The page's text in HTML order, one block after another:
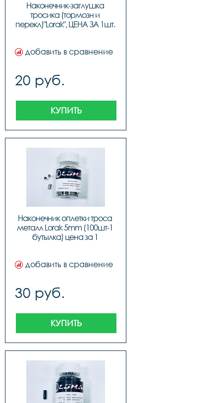
Наконечник-заглушка
тросика (тормозн и
перекл)"Lorak", ЦЕНА ЗА 1шт.
добавить в сравнение
20 руб.
КУПИТЬ
Наконечник оплетки троса
металл Lorak 5mm (100шт-1
бутылка) цена за 1
добавить в сравнение
30 руб.
КУПИТЬ